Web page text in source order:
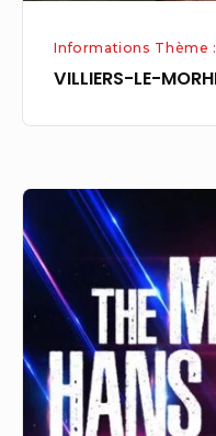
Informations Thème
VILLIERS-LE-
Fête
de
la
musique
2024
:
un
programme